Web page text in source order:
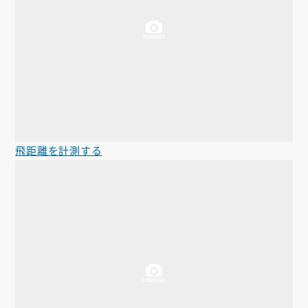
飛距離を計測する